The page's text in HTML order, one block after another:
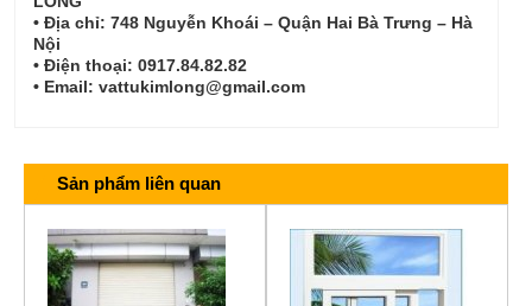
• Địa chỉ: 748 Nguyễn Khoái – Quận Hai Bà Trưng – Hà
Nội
• Điện thoại: 0917.84.82.82
• Email: vattukimlong@gmail.com
Sản phẩm liên quan